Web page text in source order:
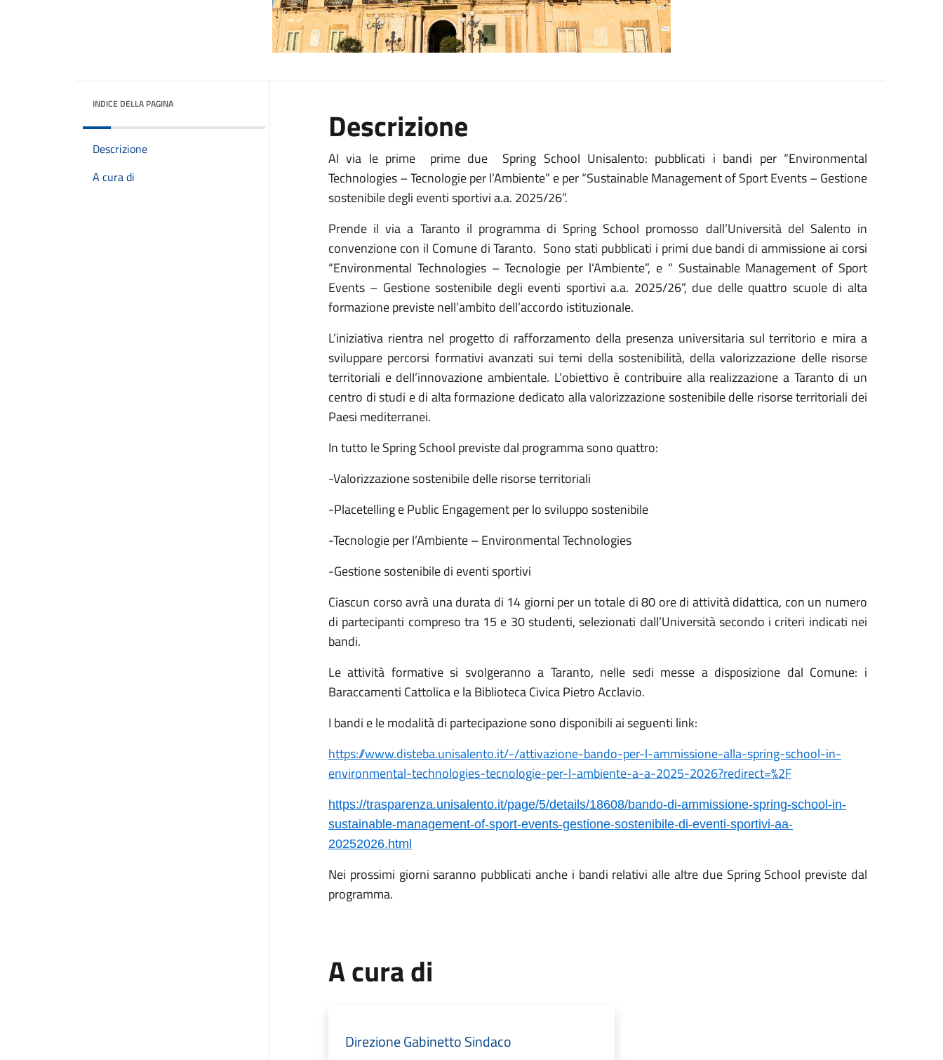
INDICE DELLA PAGINA
Descrizione
A cura di
Descrizione
Al via le prime prime due
Spring School Unisalento: pubblicati i bandi per “Environmental
Technologies – Tecnologie per l’Ambiente” e per “Sustainable Management of Sport Events – Gestione
sostenibile degli eventi sportivi a.a. 2025/26”.
Prende il via a Taranto il programma di Spring School promosso dall’Università del Salento in
convenzione con il Comune di Taranto. Sono stati pubblicati i primi due bandi di ammissione ai corsi
“Environmental Technologies – Tecnologie per l’Ambiente”, e “ Sustainable Management of Sport
Events – Gestione sostenibile degli eventi sportivi a.a. 2025/26”, due delle quattro scuole di alta
formazione previste nell’ambito dell’accordo istituzionale.
L’iniziativa rientra nel progetto di rafforzamento della presenza universitaria sul territorio e mira a
sviluppare percorsi formativi avanzati sui temi della sostenibilità, della valorizzazione delle risorse
territoriali e dell’innovazione ambientale. L’obiettivo è contribuire alla realizzazione a Taranto di un
centro di studi e di alta formazione dedicato alla valorizzazione sostenibile delle risorse territoriali dei
Paesi mediterranei.
In tutto le Spring School previste dal programma sono quattro:
-Valorizzazione sostenibile delle risorse territoriali
-Placetelling e Public Engagement per lo sviluppo sostenibile
-Tecnologie per l’Ambiente – Environmental Technologies
-Gestione sostenibile di eventi sportivi
Ciascun corso avrà una durata di 14 giorni per un totale di 80 ore di attività didattica, con un numero
di partecipanti compreso tra 15 e 30 studenti, selezionati dall’Università secondo i criteri indicati nei
bandi.
Le attività formative si svolgeranno a Taranto, nelle sedi messe a disposizione dal Comune: i
Baraccamenti Cattolica e la Biblioteca Civica Pietro Acclavio.
I bandi e le modalità di partecipazione sono disponibili ai seguenti link:
https://www.disteba.unisalento.it/-/attivazione-bando-per-l-ammissione-alla-spring-school-in-
environmental-technologies-tecnologie-per-l-ambiente-a-a-2025-2026?redirect=%2F
https://trasparenza.unisalento.it/page/5/details/18608/bando-di-ammissione-spring-school-in-
sustainable-management-of-sport-events-gestione-sostenibile-di-eventi-sportivi-aa-
20252026.html
Nei prossimi giorni saranno pubblicati anche i bandi relativi alle altre due Spring School previste dal
programma.
A cura di
Direzione Gabinetto Sindaco